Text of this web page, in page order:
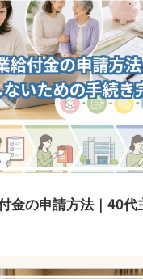
金の申請方法｜40代